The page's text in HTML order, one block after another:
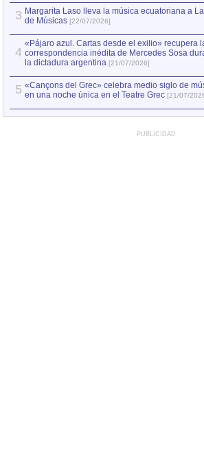
3 Margarita Laso lleva la música ecuatoriana a
de Músicas [22/07/2026]
4
«Pájaro azul. Cartas desde el exilio» recupera
correspondencia inédita de Mercedes Sosa
la dictadura argentina [21/07/2026]
5 «Cançons del Grec» celebra medio siglo de
en una noche única en el Teatre Grec [21/07/
PUBLICIDAD